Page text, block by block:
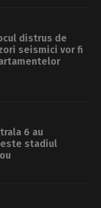
distrus de
seismici vor fi
6 au
este stadiul